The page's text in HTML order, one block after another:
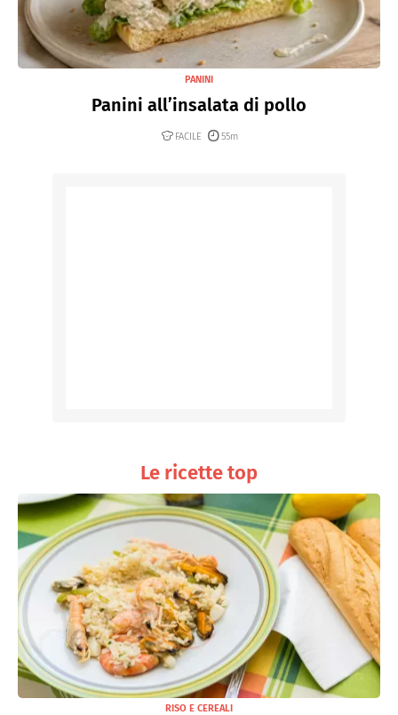
PANINI
Panini all’insalata di pollo
FACILE 55m
Le ricette top
RISO E CEREALI